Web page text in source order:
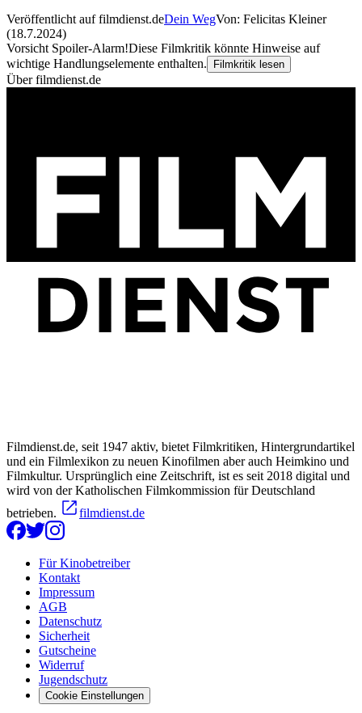
Veröffentlicht auf filmdienst.deDein WegVon: Felicitas Kleiner
(18.7.2024)
Vorsicht Spoiler-Alarm!Diese Filmkritik könnte Hinweise auf
wichtige Handlungselemente enthalten.
Filmkritik lesen
Über filmdienst.de
Filmdienst.de, seit 1947 aktiv, bietet Filmkritiken, Hintergrundartikel
und ein Filmlexikon zu neuen Kinofilmen aber auch Heimkino und
Filmkultur. Ursprünglich eine Zeitschrift, ist es seit 2018 digital und
wird von der Katholischen Filmkommission für Deutschland
betrieben.
filmdienst.de
Für Kinobetreiber
Kontakt
Impressum
AGB
Datenschutz
Sicherheit
Gutscheine
Widerruf
Jugendschutz
Cookie Einstellungen